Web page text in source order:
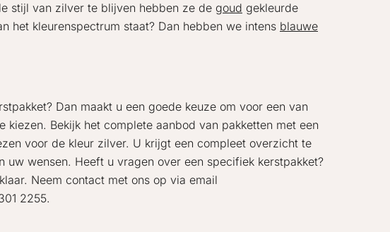
stijl van zilver te blijven hebben ze de goud gekleurde
het kleurenspectrum staat? Dan hebben we intens blauwe
Dan maakt u een goede keuze om voor een van
kiezen. Bekijk het complete aanbod van pakketten met een
voor de kleur zilver. U krijgt een compleet overzicht te
wensen. Heeft u vragen over een specifiek kerstpakket?
Neem contact met ons op via email
2255.